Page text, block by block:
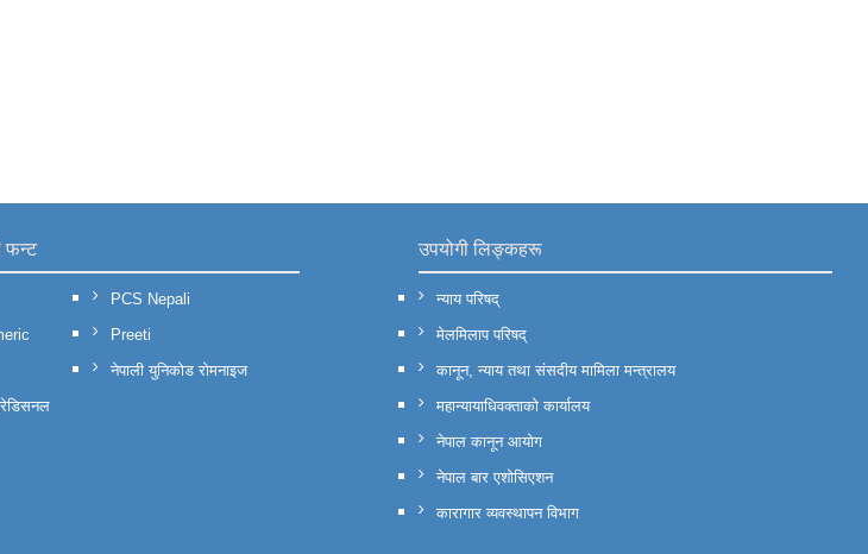
फन्ट
PCS Nepali
Preeti
नेपाली युनिकोड रोमनाइज
उपयोगी लिङ्कहरू
न्याय परिषद्
मेलमिलाप परिषद्
कानून, न्याय तथा संसदीय मामिला मन्त्रालय
महान्यायाधिवक्ताको कार्यालय
नेपाल कानून आयोग
नेपाल बार एशोसिएशन
कारागार व्यवस्थापन विभाग